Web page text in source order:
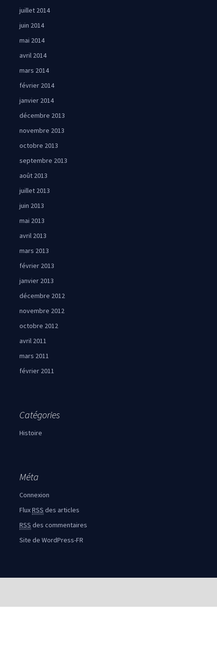
juillet 2014
juin 2014
mai 2014
avril 2014
mars 2014
février 2014
janvier 2014
décembre 2013
novembre 2013
octobre 2013
septembre 2013
août 2013
juillet 2013
juin 2013
mai 2013
avril 2013
mars 2013
février 2013
janvier 2013
décembre 2012
novembre 2012
octobre 2012
avril 2011
mars 2011
février 2011
Catégories
Histoire
Méta
Connexion
FluxRSS des articles
RSS des commentaires
Site de WordPress-FR